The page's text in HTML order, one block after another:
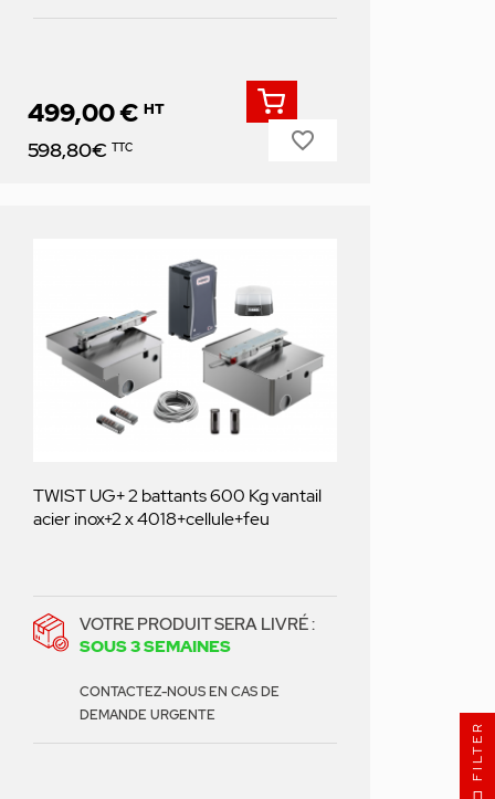
Prix
499,00 € HT
598,80€ TTC favorite_border
TWIST UG+ 2 battants 600 Kg vantail
acier inox+2 x 4018+cellule+feu
VOTRE PRODUIT SERA LIVRÉ :
SOUS 3 SEMAINES
CONTACTEZ-NOUS EN CAS DE
DEMANDE URGENTE
FILTER